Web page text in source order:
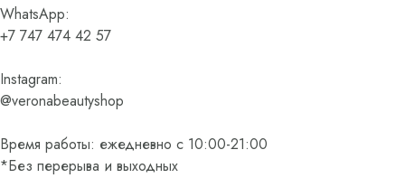
WhatsApp:
+7 747 474 42 57
Instagram:
@veronabeautyshop
Время работы: ежедневно с 10:00-21:00
*Без перерыва и выходных